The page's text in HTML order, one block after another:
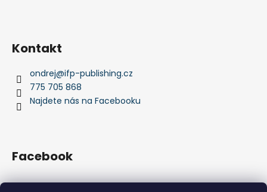
Kontakt
ondrej@ifp-publishing.cz
775 705 868
Najdete nás na Facebooku
Facebook